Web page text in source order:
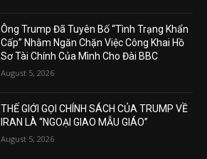
Ông Trump Đã Tuyên Bố “Tình Trạng Khẩn
Cấp” Nhằm Ngăn Chặn Việc Công Khai Hồ
Sơ Tài Chính Của Mình Cho Đài BBC
August 5, 2026
THẾ GIỚI GỌI CHÍNH SÁCH CỦA TRUMP VỀ
IRAN LÀ “NGOẠI GIAO MẪU GIÁO”
August 5, 2026